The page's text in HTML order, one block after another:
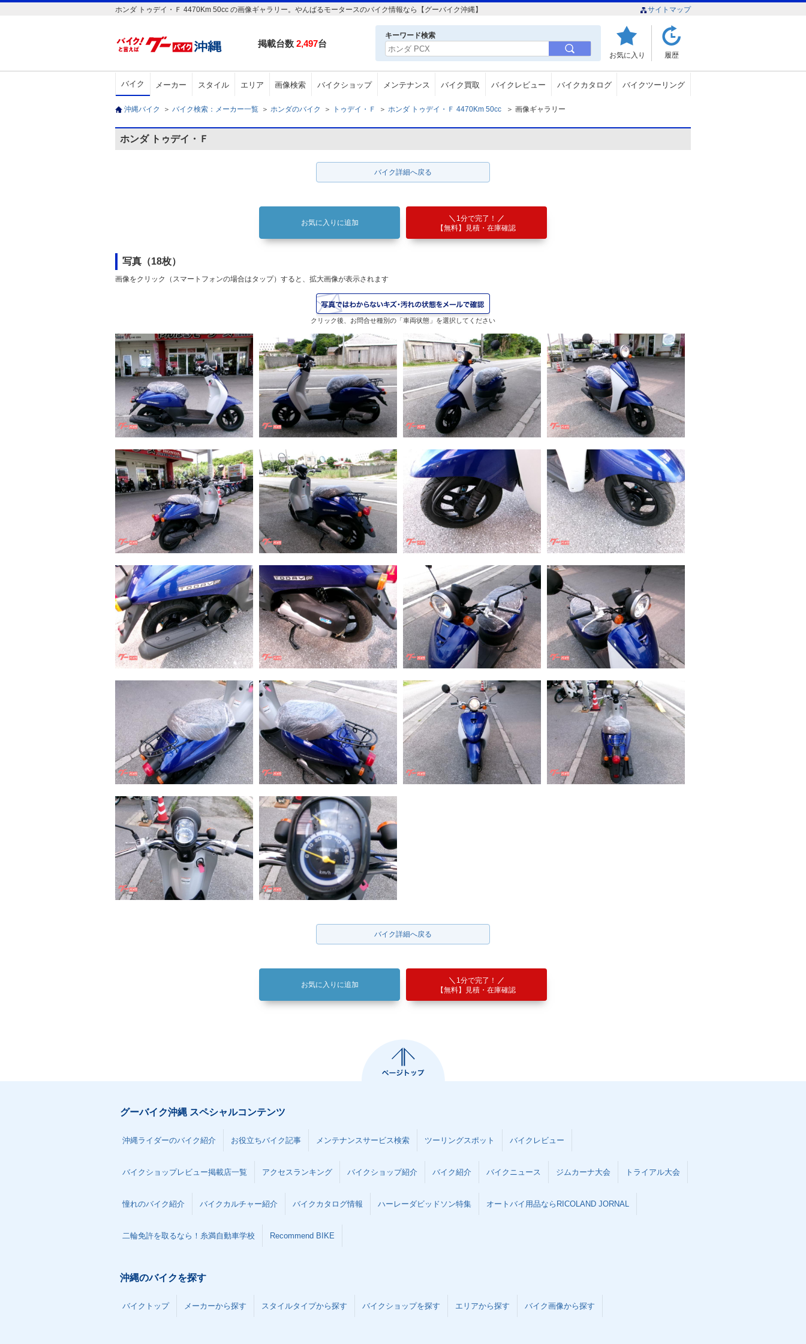
ホンダ トゥデイ・Ｆ 4470Km 50cc の画像ギャラリー。やんばるモータースのバイク情報なら【グーバイク沖縄】 サイトマップ
掲載台数 2,497台
キーワード検索
お気に入り 履歴
バイク メーカー スタイル エリア 画像検索 バイクショップ メンテナンス バイク買取 バイクレビュー バイクカタログ バイクツーリング
沖縄バイク ＞ バイク検索：メーカー一覧 ＞ ホンダのバイク ＞ トゥデイ・Ｆ ＞ ホンダ トゥデイ・Ｆ 4470Km 50cc ＞ 画像ギャラリー
ホンダ トゥデイ・Ｆ
バイク詳細へ戻る
お気に入りに追加
1分で完了！
【無料】見積・在庫確認
写真（18枚）
画像をクリック（スマートフォンの場合はタップ）すると、拡大画像が表示されます
クリック後、お問合せ種別の「車両状態」を選択してください
バイク詳細へ戻る
お気に入りに追加
1分で完了！
【無料】見積・在庫確認
グーバイク沖縄 スペシャルコンテンツ
沖縄ライダーのバイク紹介 お役立ちバイク記事 メンテナンスサービス検索 ツーリングスポット バイクレビュー
バイクショップレビュー掲載店一覧 アクセスランキング バイクショップ紹介 バイク紹介 バイクニュース ジムカーナ大会 トライアル大会
憧れのバイク紹介 バイクカルチャー紹介 バイクカタログ情報 ハーレーダビッドソン特集 オートバイ用品ならRICOLAND JORNAL
二輪免許を取るなら！糸満自動車学校 Recommend BIKE
沖縄のバイクを探す
バイクトップ メーカーから探す スタイルタイプから探す バイクショップを探す エリアから探す バイク画像から探す